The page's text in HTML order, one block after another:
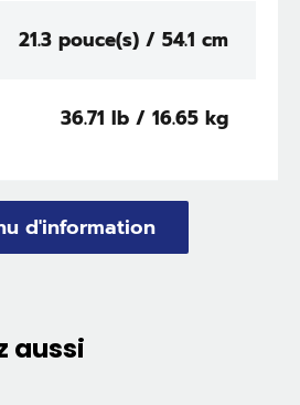
21.3 pouce(s) / 54.1 cm
36.71 lb / 16.65 kg
d'information
aussi